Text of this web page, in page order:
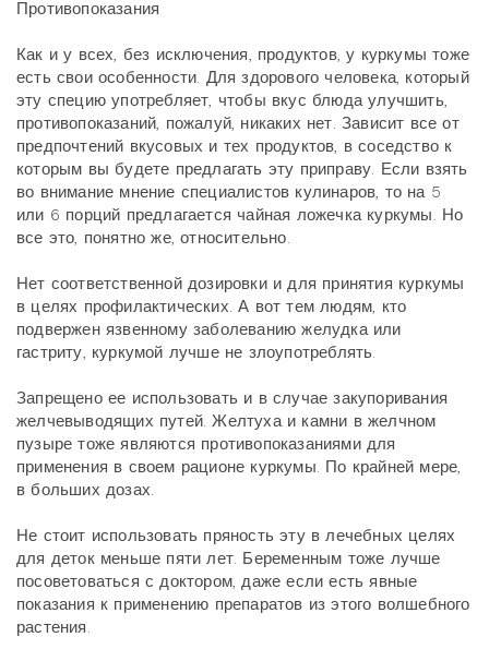
Противопоказания
Как и у всех, без исключения, продуктов, у куркумы тоже
есть свои особенности. Для здорового человека, который
эту специю употребляет, чтобы вкус блюда улучшить,
противопоказаний, пожалуй, никаких нет. Зависит все от
предпочтений вкусовых и тех продуктов, в соседство к
которым вы будете предлагать эту приправу. Если взять
во внимание мнение специалистов кулинаров, то на 5
или 6 порций предлагается чайная ложечка куркумы. Но
все это, понятно же, относительно.
Нет соответственной дозировки и для принятия куркумы
в целях профилактических. А вот тем людям, кто
подвержен язвенному заболеванию желудка или
гастриту, куркумой лучше не злоупотреблять.
Запрещено ее использовать и в случае закупоривания
желчевыводящих путей. Желтуха и камни в желчном
пузыре тоже являются противопоказаниями для
применения в своем рационе куркумы. По крайней мере,
в больших дозах.
Не стоит использовать пряность эту в лечебных целях
для деток меньше пяти лет. Беременным тоже лучше
посоветоваться с доктором, даже если есть явные
показания к применению препаратов из этого волшебного
растения.